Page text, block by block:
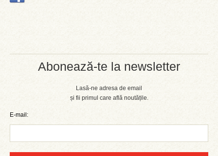
Abonează-te la newsletter
Lasă-ne adresa de email
și fii primul care află noutățile.
E-mail: